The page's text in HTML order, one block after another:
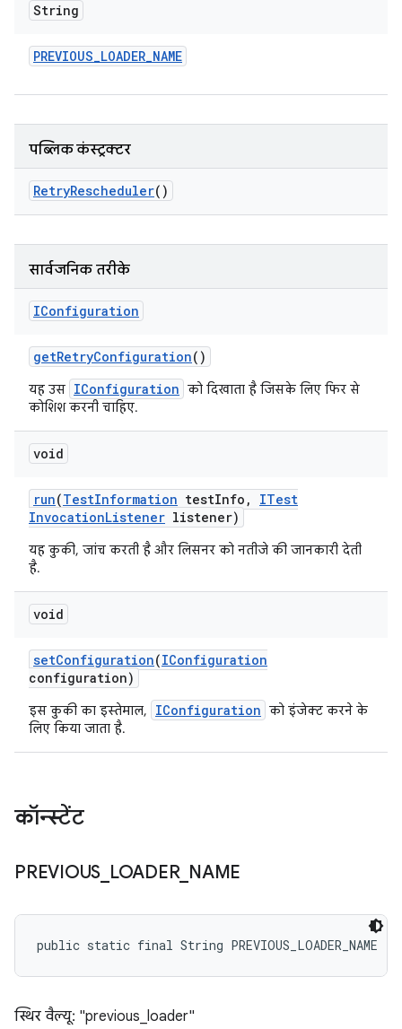
String
PREVIOUS_LOADER_NAME
पब्लिक कंस्ट्रक्टर
RetryRescheduler()
सार्वजनिक तरीके
IConfiguration
getRetryConfiguration()
यह उस IConfiguration को दिखाता है जिसके लिए फिर से
कोशिश करनी चाहिए.
void
run(TestInformation testInfo ,
ITest
InvocationListener listener)
यह कुकी, जांच करती है और लिसनर को नतीजे की जानकारी देती
है.
void
setConfiguration(IConfiguration
configuration)
इस कुकी का इस्तेमाल, IConfiguration को इंजेक्ट करने के
लिए किया जाता है.
कॉन्स्टेंट
PREVIOUS LOADER_ NAME
public static final String PREVIOUS_LOADER_NAME
स्थिर वैल्यू: "previous_loader"